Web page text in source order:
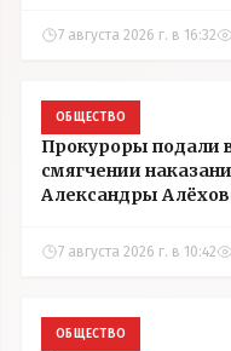
7 августа 2026 г. в 16:32
ОБЩЕСТВО
Прокуроры подали
смягчении
Александры
7 августа 2026 г. в 10:42
ОБЩЕСТВО